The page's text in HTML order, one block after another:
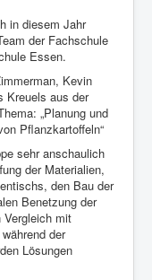
in diesem Jahr
der Fachschule
Essen.
Kevin
Kreuels aus der
„Planung und
Pflanzkartoffeln“
sehr anschaulich
der Materialien,
den Bau der
Benetzung der
Vergleich mit
der
Lösungen